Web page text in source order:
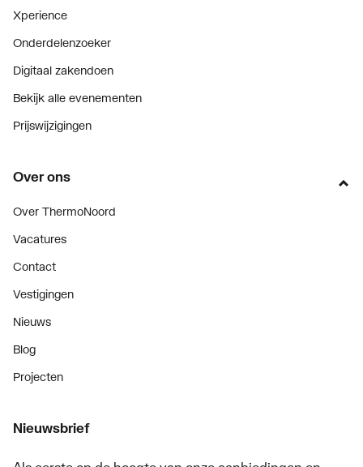
Xperience
Onderdelenzoeker
Digitaal zakendoen
Bekijk alle evenementen
Prijswijzigingen
Over ons
Over ThermoNoord
Vacatures
Contact
Vestigingen
Nieuws
Blog
Projecten
Nieuwsbrief